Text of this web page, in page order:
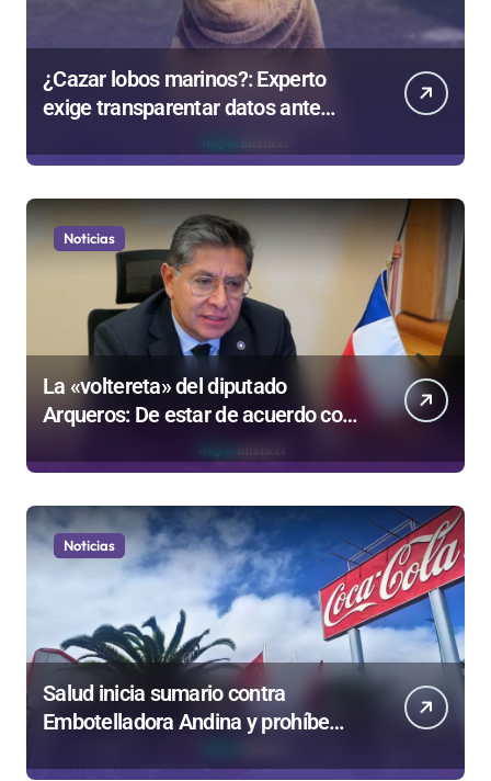
¿Cazar lobos marinos?: Experto
exige transparentar datos ante
Gobierno
Noticias
La «voltereta» del diputado
Arqueros: De estar de acuerdo con
privatizar Codelco a defender una
empresa 100% estatal
Noticias
Salud inicia sumario contra
Embotelladora Andina y prohíbe